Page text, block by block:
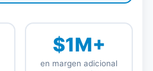
$1M+
en margen adicional